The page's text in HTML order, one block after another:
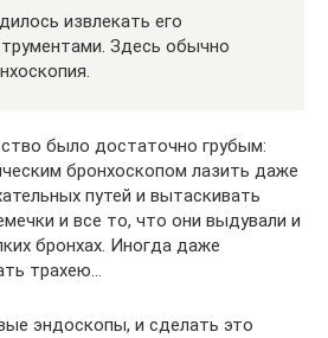
извлекать его
Здесь обычно
было достаточно грубым:
бронхоскопом лазить даже
путей и вытаскивать
и все то, что они выдували и
бронхах. Иногда даже
трахею…
эндоскопы, и сделать это